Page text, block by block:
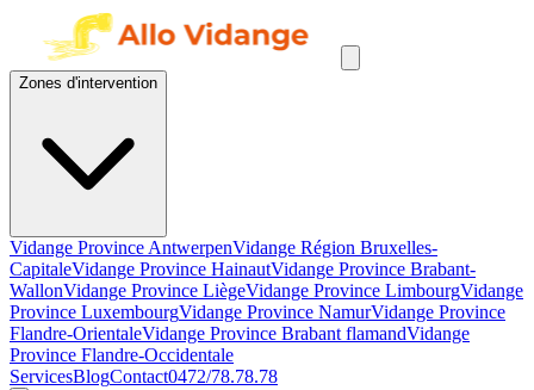
Zones d'intervention
Vidange Province AntwerpenVidange Région Bruxelles-
CapitaleVidange Province HainautVidange Province Brabant-
WallonVidange Province LiègeVidange Province LimbourgVidange
Province LuxembourgVidange Province NamurVidange Province
Flandre-OrientaleVidange Province Brabant flamandVidange
Province Flandre-Occidentale
ServicesBlogContact0472/78.78.78